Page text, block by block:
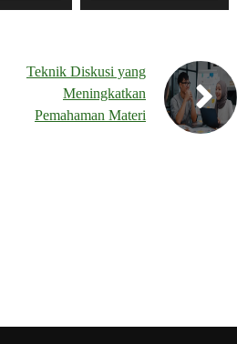
Teknik Diskusi yang
Meningkatkan
Pemahaman Materi